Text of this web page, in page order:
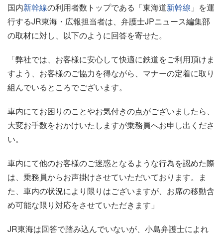
国内新幹線の利用者数トップである「東海道新幹線 」を運
行するJR東海・広報担当者は、弁護士JPニュース編集部
の取材に対し、以下のように回答を寄せた。
「弊社では、お客様に安心して快適に鉄道をご利用頂けま
すよう、お客様のご協力を得ながら、マナーの定着に取り
組んでいるところでございます。
車内にてお困りのことやお気付きの点がございましたら、
大変お手数をおかけいたしますが乗務員へお申し出くださ
い。
車内にて他のお客様のご迷惑となるような行為を認めた際
は、乗務員からお声掛けさせていただいております。ま
た、車内の状況により限りはございますが、お席の移動含
め可能な限り対応をさせていただきます」
JR東海は回答で踏み込んでいないが、小島弁護士によれ